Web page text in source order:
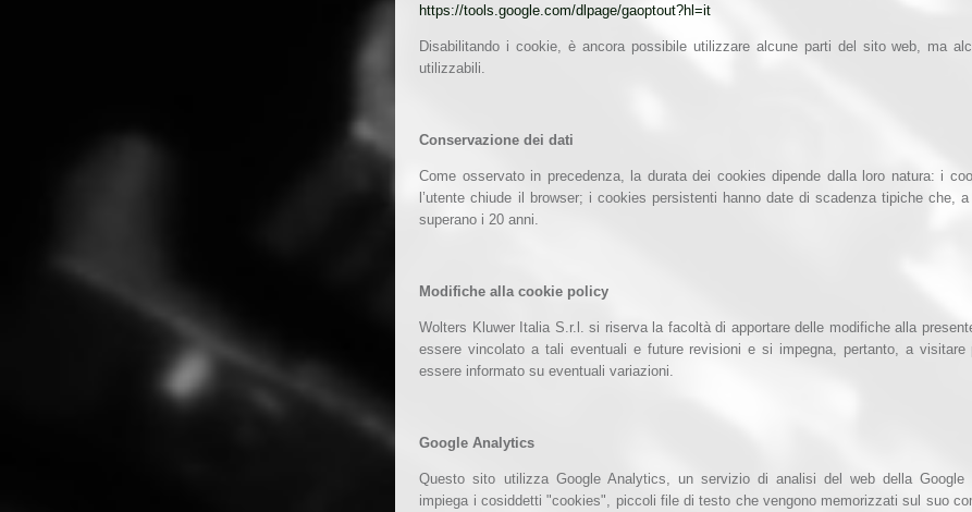
https://tools.google.com/dlpage/gaoptout?hl=it
Disabilitando i cookie, è ancora possibile utilizzare alcune parti del sito web, ma
utilizzabili.
Conservazione dei dati
Come osservato in precedenza, la durata dei cookies dipende dalla loro natura: i
l’utente chiude il browser; i cookies persistenti hanno date di scadenza tipiche che,
superano i 20 anni.
Modifiche alla cookie policy
Wolters Kluwer Italia S.r.l. si riserva la facoltà di apportare delle modifiche alla
essere vincolato a tali eventuali e future revisioni e si impegna, pertanto, a visitare
essere informato su eventuali variazioni.
Google Analytics
Questo sito utilizza Google Analytics, un servizio di analisi del web della Google
impiega i cosiddetti "cookies", piccoli file di testo che vengono memorizzati sul suo